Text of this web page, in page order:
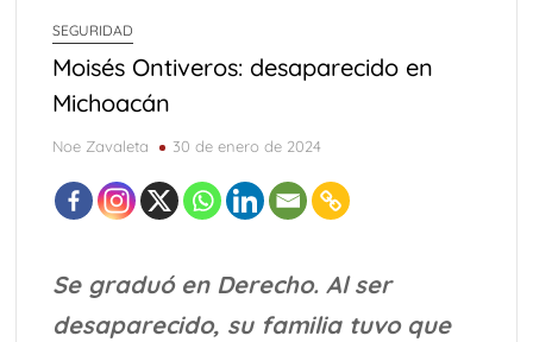
SEGURIDAD
Moisés Ontiveros: desaparecido en
Michoacán
Noe Zavaleta 30 de enero de 2024
Se graduó en Derecho. Al ser
desaparecido, su familia tuvo que